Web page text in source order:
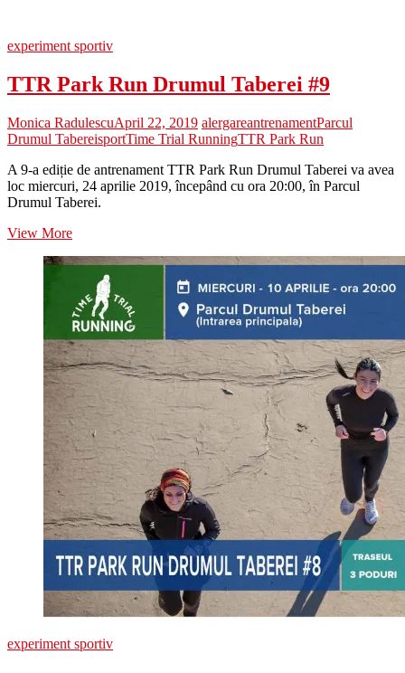
experiment sportiv
TTR Park Run Drumul Taberei #9
Monica RadulescuApril 22, 2019 alergareantrenamentParcul
Drumul TabereisportTime Trial RunningTTR Park Run
A 9-a ediție de antrenament TTR Park Run Drumul Taberei va avea
loc miercuri, 24 aprilie 2019, începând cu ora 20:00, în Parcul
Drumul Taberei.
View MoreTTR
Run
Drumul
Taberei
#9
experiment sportiv